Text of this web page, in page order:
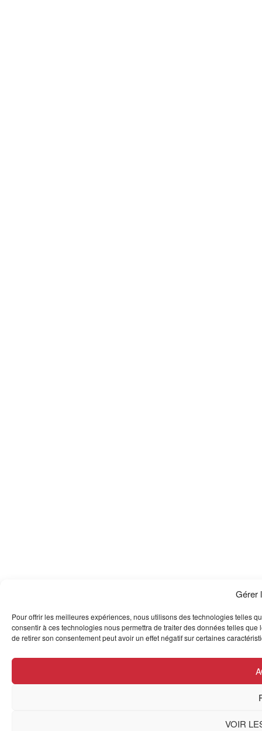
Gérer
Pour offrir les meilleures expériences, nous utilisons des technologies telles
consentir à ces technologies nous permettra de traiter des données telles
de retirer son consentement peut avoir un effet négatif sur certaines
VOIR